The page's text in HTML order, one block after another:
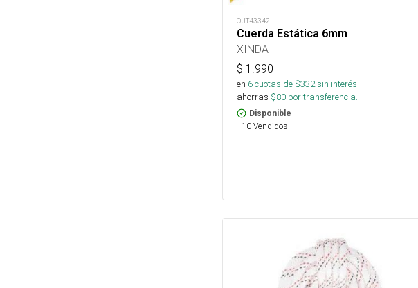
OUT43342
Cuerda Estática 6mm
XINDA
$ 1.990
en 6cuotas de $332sin interés
ahorras $80 por transferencia.
Disponible
+10 Vendidos